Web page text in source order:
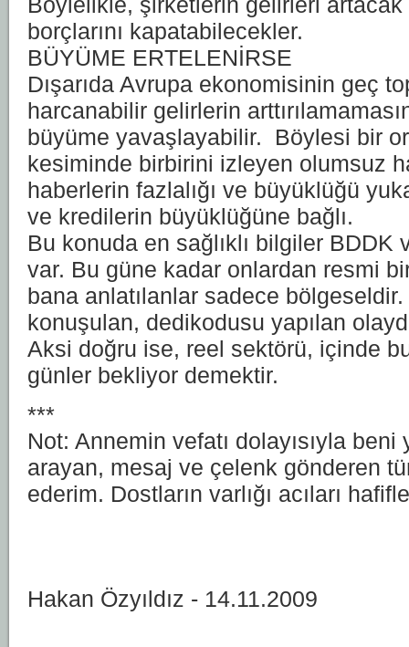
borçlarını kapatabilecekler.
BÜYÜME ERTELENİRSE
Dışarıda Avrupa ekonomisinin geç
harcanabilir gelirlerin
büyüme yavaşlayabilir. Böylesi bir
kesiminde birbirini izleyen olumsuz
haberlerin fazlalığı ve büyüklüğü
ve kredilerin büyüklüğüne bağlı.
Bu konuda en sağlıklı bilgiler BDDK
var. Bu güne kadar onlardan resmi
bana anlatılanlar sadece
konuşulan, dedikodusu yapılan
Aksi doğru ise, reel sektörü, içinde
günler bekliyor demektir.
***
Not: Annemin vefatı dolayısıyla beni
arayan, mesaj ve çelenk gönderen
ederim. Dostların varlığı acıları
Hakan Özyıldız - 14.11.2009